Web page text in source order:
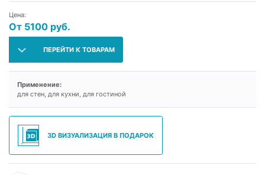
Цена:
От 5100 руб.
ПЕРЕЙТИ К ТОВАРАМ
Применение:
для стен, для кухни, для гостиной
3D ВИЗУАЛИЗАЦИЯ В ПОДАРОК